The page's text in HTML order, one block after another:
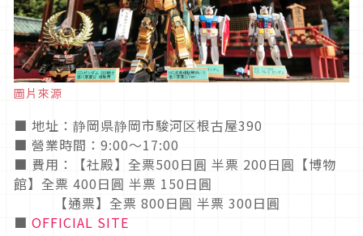
圖片來源
■ 地址：静岡県静岡市駿河区根古屋390
■ 營業時間：9:00～17:00
■ 費用：【社殿】全票500日圓 半票 200日圓【博物
館】全票 400日圓 半票 150日圓
【通票】全票 800日圓 半票 300日圓
■ OFFICIAL SITE